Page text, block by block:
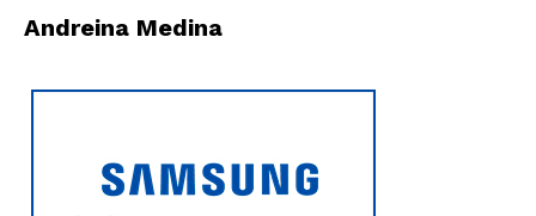
Andreina Medina